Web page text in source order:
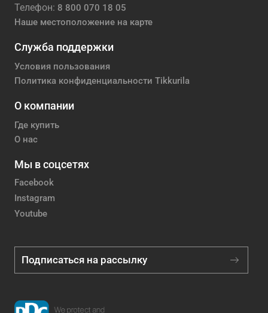
Телефон: 8 800 070 18 05
Наше местоположение на карте
Служба поддержки
Условия пользования
Политика конфиденциальности Tikkurila
О компании
Где купить
О нас
Мы в соцсетях
Facebook
Instagram
Youtube
Подписаться на рассылку